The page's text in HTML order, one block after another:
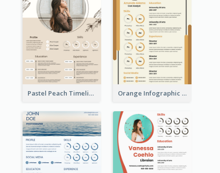
Pastel Peach Timeline Resume Orange Infographic Market Analyst Resume